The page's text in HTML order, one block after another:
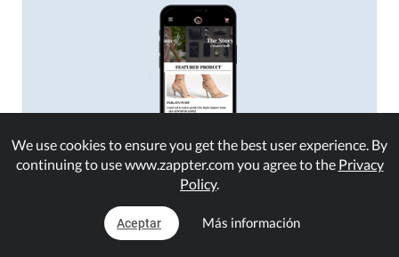
We use cookies to ensure you get the best user experience. By
continuing to use www.zappter.com you agree to the Privacy
Policy.
Aceptar Más información